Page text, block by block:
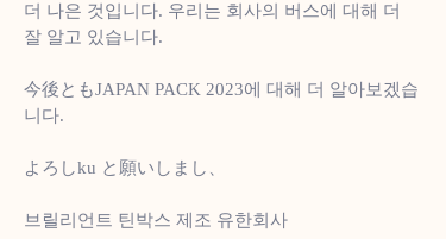
더 나은 것입니다. 우리는 회사의 버스에 대해 더
잘 알고 있습니다.
今後ともJAPAN PACK 2023에 대해 더 알아보겠습
니다.
よろしku と願いしまし、
브릴리언트 틴박스 제조 유한회사